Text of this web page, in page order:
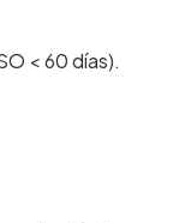
< 60 días).